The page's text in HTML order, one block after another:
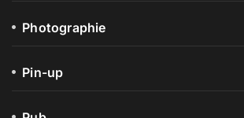
Photographie
Pin-up